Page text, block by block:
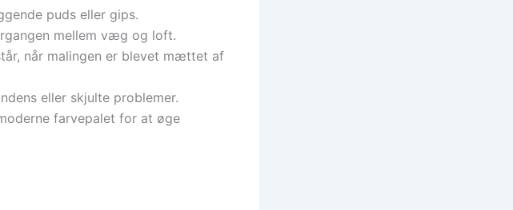
puds eller gips.
mellem væg og loft.
når malingen er blevet mættet af
eller skjulte problemer.
farvepalet for at øge